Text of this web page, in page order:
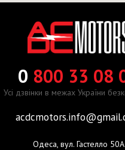
0 800 33 08
Усі дзвінки в межах України
Одеса, вул. Гастелло 50А